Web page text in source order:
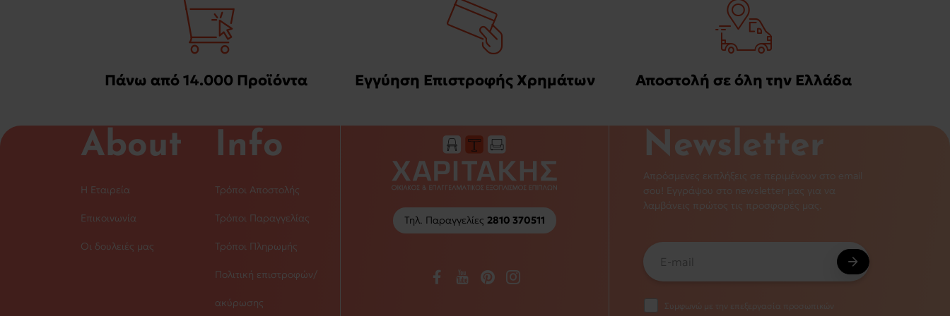
Πάνω από 14.000 Προϊόντα Εγγύηση Επιστροφής Χρημάτων Αποστολή σε όλη την Ελλάδα
About
Η Εταιρεία
Επικοινωνία
Οι δουλειές μας
Info
Τρόποι Αποστολής
Τρόποι Παραγγελίας
Τρόποι Πληρωμής
Πολιτική επιστροφών/
ακύρωσης
Τηλ. Παραγγελίες 2810 370511
Newsletter
Απρόσμενες εκπλήξεις σε περιμένουν στο email
σου! Εγγράψου στο newsletter μας για να
λαμβάνεις πρώτος τις προσφορές μας.
Συμφωνώ με την επεξεργασία προσωπικών